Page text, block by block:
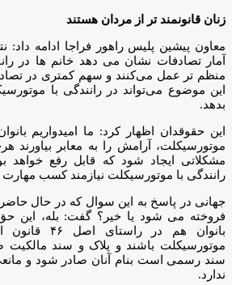
زنان قانونمند تر از مردان هستند
معاون پیشین پلیس راهور فراجا ادامه
آمار تصادفات نشان می دهد خانم ها در
منظم تر عمل می‌کنند و سهم کمتری در
این موضوع می‌تواند در رانندگی با
بدهد.
این حقوقدان اظهار کرد: ما امیدواریم
موتورسیکلت، آرامش را به معابر بیاورند
مشکلاتی ایجاد شود که قابل رفع خواهد
رانندگی با موتورسیکلت نیازمند کسب
جهانی در پاسخ به این سوال که در حال
فروخته می شود یا خیر؟ گفت: بله، این
بانوان هم در
موتورسیکلت باشند و پلاک و سند
سند رسمی است بنام آنان صادر شود و
ندارد.